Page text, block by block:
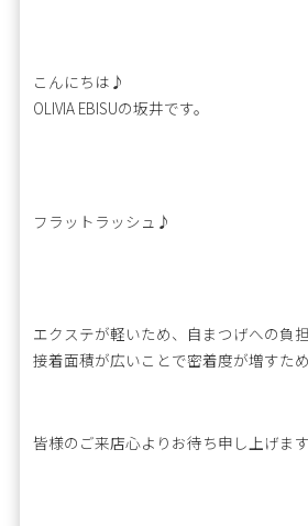
こんにちは♪
OLIVIA EBISUの坂井です。
フラットラッシュ♪
エクステが軽いため、自まつげへの負担
接着面積が広いことで密着度が増すた
皆様のご来店心よりお待ち申し上げます